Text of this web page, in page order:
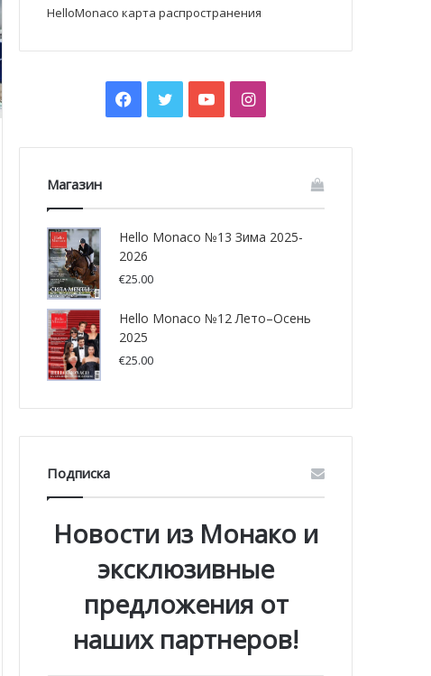
HelloMonaco карта распространения
Facebook
TwitterYouTubeInstagram
Магазин
Hello Monaco №13 Зима 2025-
2026
€25.00
Hello Monaco №12 Лето–Осень
2025
€25.00
Подписка
Новости из Монако и
эксклюзивные
предложения от
наших партнеров!